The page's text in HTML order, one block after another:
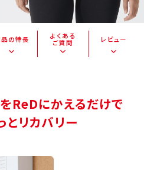
の特長
よくある
ご質問
レビュー
ReDにかえるだけで
とリカバリー